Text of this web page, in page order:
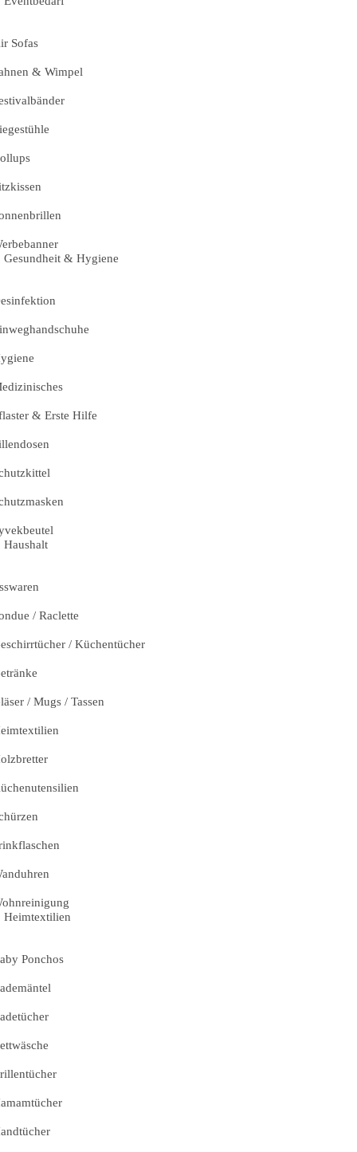
Sofas
& Wimpel
Gesundheit & Hygiene
& Erste Hilfe
Haushalt
/ Raclette
/ Küchentücher
/ Mugs / Tassen
Heimtextilien
Ponchos